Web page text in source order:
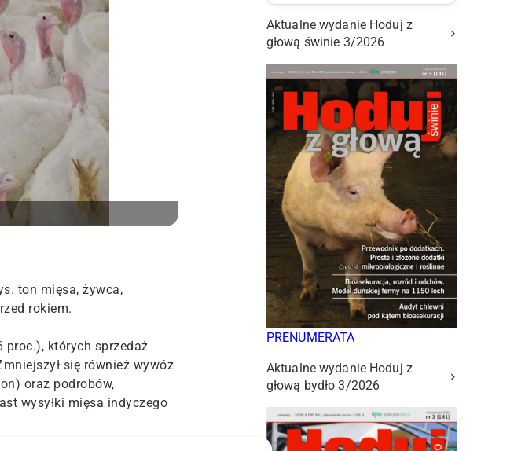
ton mięsa, żywca,
rokiem.
proc.), których sprzedaż
się również wywóz
oraz podrobów,
wysyłki mięsa indyczego
Aktualne wydanie Hoduj z
głową świnie 3/2026
PRENUMERATA
Aktualne wydanie Hoduj z
głową bydło 3/2026